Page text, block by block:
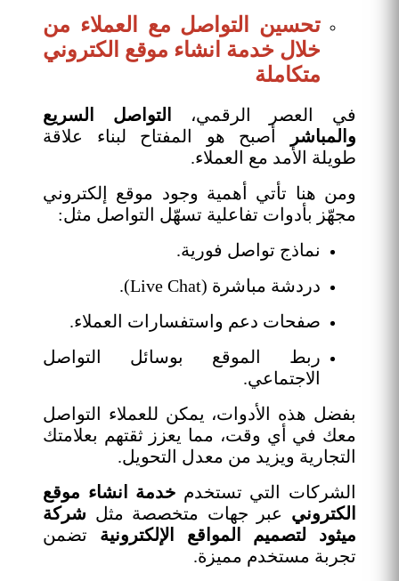
تحسين التواصل مع العملاء من
خلال خدمة انشاء موقع الكتروني
متكاملة
في العصر الرقمي،
التواصل السريع
والمباشر
أصبح هو المفتاح لبناء علاقة
طويلة الأمد مع العملاء.
ومن هنا تأتي أهمية وجود موقع إلكتروني
مجهّز بأدوات تفاعلية تسهّل التواصل مثل:
نماذج تواصل فورية.
دردشة مباشرة (Live Chat).
صفحات دعم واستفسارات العملاء.
ربط الموقع بوسائل التواصل
الاجتماعي.
بفضل هذه الأدوات، يمكن للعملاء التواصل
معك في أي وقت، مما يعزز ثقتهم بعلامتك
التجارية ويزيد من معدل التحويل.
الشركات التي تستخدم خدمة انشاء موقع
الكتروني عبر جهات متخصصة مثل شركة
ميثود لتصميم المواقع الإلكترونية تضمن
تجربة مستخدم مميزة.